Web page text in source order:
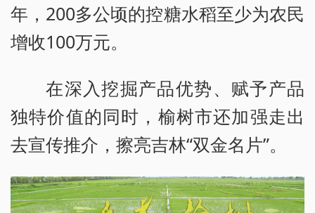
年，200多公顷的控糖水稻至少为农民
增收100万元。
在深入挖掘产品优势、赋予产品
独特价值的同时，榆树市还加强走出
去宣传推介，擦亮吉林“双金名片”。